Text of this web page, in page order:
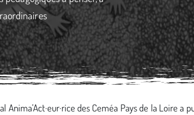
Anima’Act·eur·rice des Ceméa Pays de la Loire a